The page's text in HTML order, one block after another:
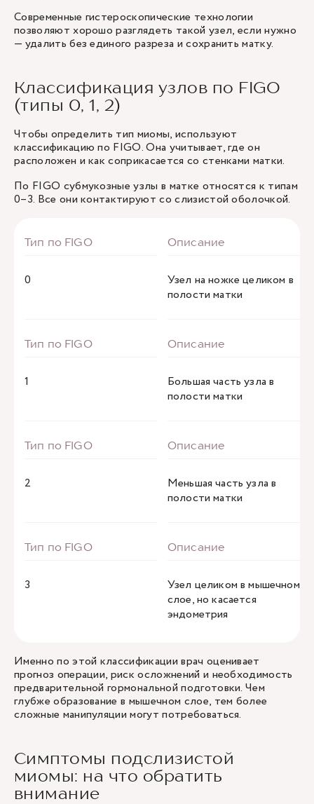
Современные гистероскопические технологии
позволяют хорошо разглядеть такой узел, если нужно
— удалить без единого разреза и сохранить матку.
Классификация узлов по FIGO
(типы 0, 1, 2)
Чтобы определить тип миомы, используют
классификацию по FIGO. Она учитывает, где он
расположен и как соприкасается со стенками матки.
По FIGO субмукозные узлы в матке относятся к типам
0–3. Все они контактируют со слизистой оболочкой.
0
Узел на ножке целиком в
полости матки
1
Большая часть узла в
полости матки
2
Меньшая часть узла в
полости матки
3
Узел целиком в мышечном
слое, но касается
эндометрия
Именно по этой классификации врач оценивает
прогноз операции, риск осложнений и необходимость
предварительной гормональной подготовки. Чем
глубже образование в мышечном слое, тем более
сложные манипуляции могут потребоваться.
Симптомы подслизистой
миомы: на что обратить
внимание